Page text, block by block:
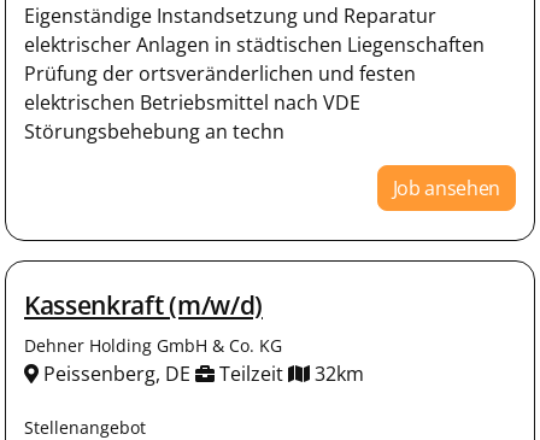
Eigenständige Instandsetzung und Reparatur
elektrischer Anlagen in städtischen Liegenschaften
Prüfung der ortsveränderlichen und festen
elektrischen Betriebsmittel nach VDE
Störungsbehebung an techn
Job ansehen
Kassenkraft (m/w/d)
Dehner Holding GmbH & Co. KG
Peissenberg, DE Teilzeit 32km
Stellenangebot